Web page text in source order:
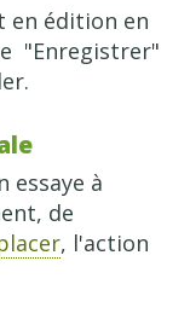
en édition en
"Enregistrer"
essaye à
de
, l'action